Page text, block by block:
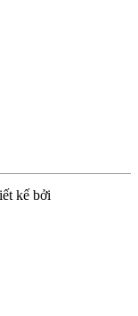
kế bởi